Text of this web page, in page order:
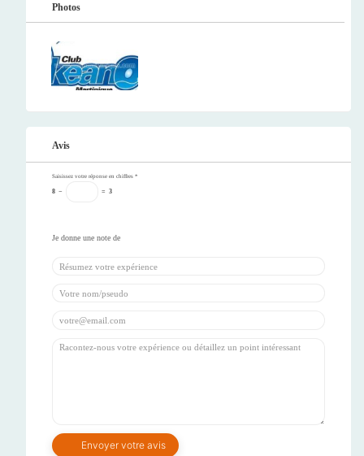
Photos
Avis
Saisissez votre réponse en chiffres *
8 − = 3